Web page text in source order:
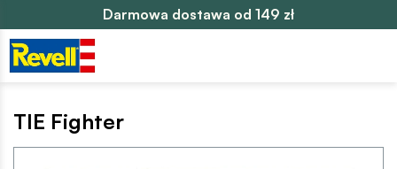
Darmowa dostawa od 149 zł
TIE Fighter